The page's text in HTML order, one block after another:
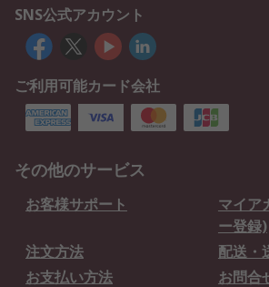
SNS公式アカウント
ご利用可能カード会社
その他のサービス
お客様サポート
マイア
ー登録)
注文方法
配送・
お支払い方法
お問合